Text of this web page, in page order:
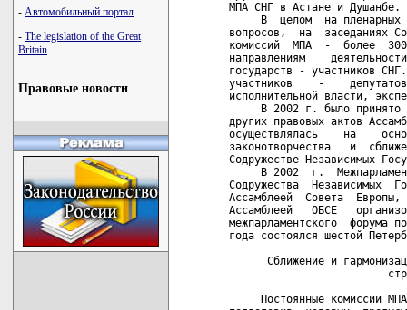
- Автомобильный портал
- The legislation of the Great
Britain
Правовые новости